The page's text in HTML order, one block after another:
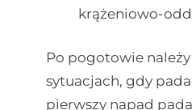
krążeniowo-
Po pogotowie
sytuacjach, gdy
pierwszy napad